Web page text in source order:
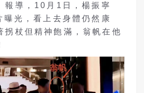
報導，10月1日，楊振寧
光，看上去身體仍然康
拐杖 但精神飽滿，翁帆在他